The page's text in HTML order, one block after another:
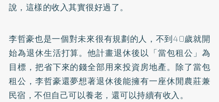
說，這樣的收入其實很好過了。
李哲豪也是一個對未來很有規劃的人，不到40歲就開
始為退休生活打算。他計畫退休後以「當包租公」為
目標，把省下來的錢全部用來投資房地產。除了當包
租公，李哲豪還夢想著退休後能擁有一座休閒農莊兼
民宿，不但自己可以養老，還可以持續有收入。